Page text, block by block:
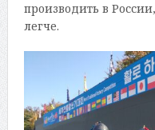
производить в
легче.